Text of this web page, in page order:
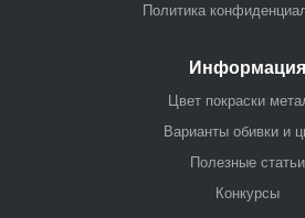
Политика
Информация
Цвет покраски
Варианты обивки и
Полезные статьи
Конкурсы